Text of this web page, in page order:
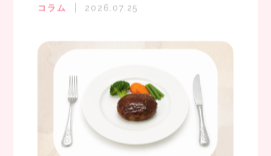
コラム 2026.07.25